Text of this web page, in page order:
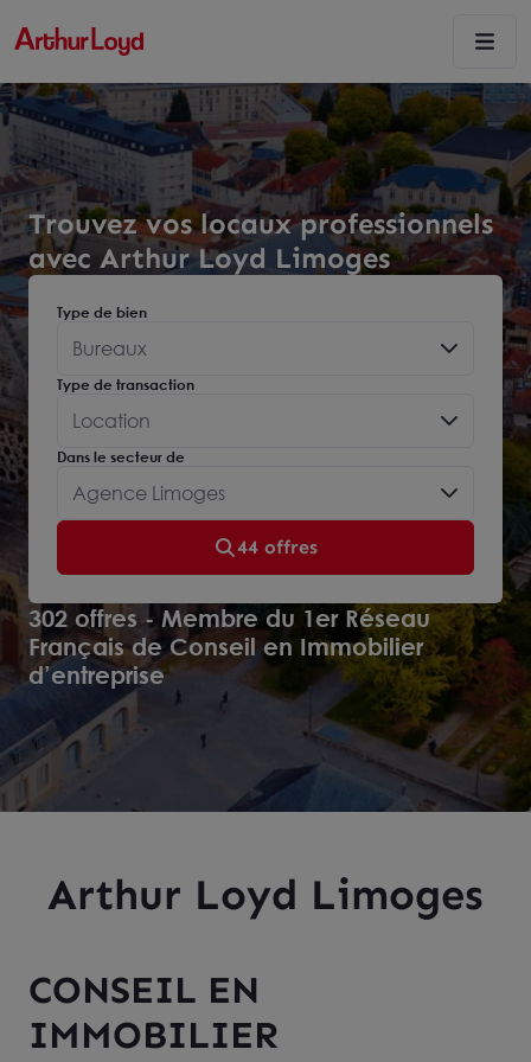
Trouvez vos locaux professionnels
avec Arthur Loyd Limoges
Dans le secteur de
Agence Limoges
Type de bien
Bureaux
Type de transaction
Location
44 offres
302 offres - Membre du 1er Réseau
Français de Conseil en Immobilier
d’entreprise
Arthur Loyd Limoges
CONSEIL EN
IMMOBILIER